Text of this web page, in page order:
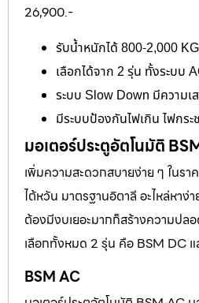
26,900.-
รับน้ำหนักได้ 800-2,000 KG
เลือกได้จาก 2 รุ่น ทั้งระบบ
ระบบ Slow Down มีความเ
มีระบบป้องกันไฟเกิน ไฟกระ
มอเตอร์ประตูอัตโนมัติ
เพิ่มความสะดวกสบายง่าย ๆ ในรา
ไต้หวัน มาตรฐานอิตาลี อะไหล่หาง่
ต้องมีงบเยอะมากก็สร้างความปลอ
เลือกทั้งหมด 2 รุ่น คือ BSM DC
BSM AC